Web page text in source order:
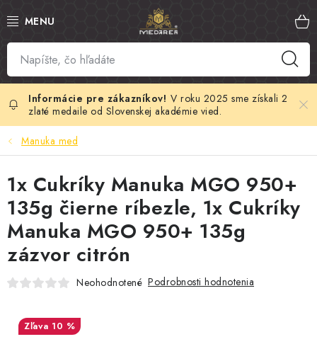
na
SLOVENSKÝ MED
MANUKA MED
VČELÍ PEĽ
MATERSKÁ KAŠIČKA
VČELÍ JED
MEDOVÁ KOZMETIKA
MEDOVINA
V roku 2025 sme získali 2
zlaté medaile od Slovenskej akadémie vied.
Manuka med
1x Cukríky Manuka MGO 950+
135g čierne ríbezle, 1x Cukríky
Manuka MGO 950+ 135g
zázvor citrón
Neohodnotené Podrobnosti hodnotenia
10 %